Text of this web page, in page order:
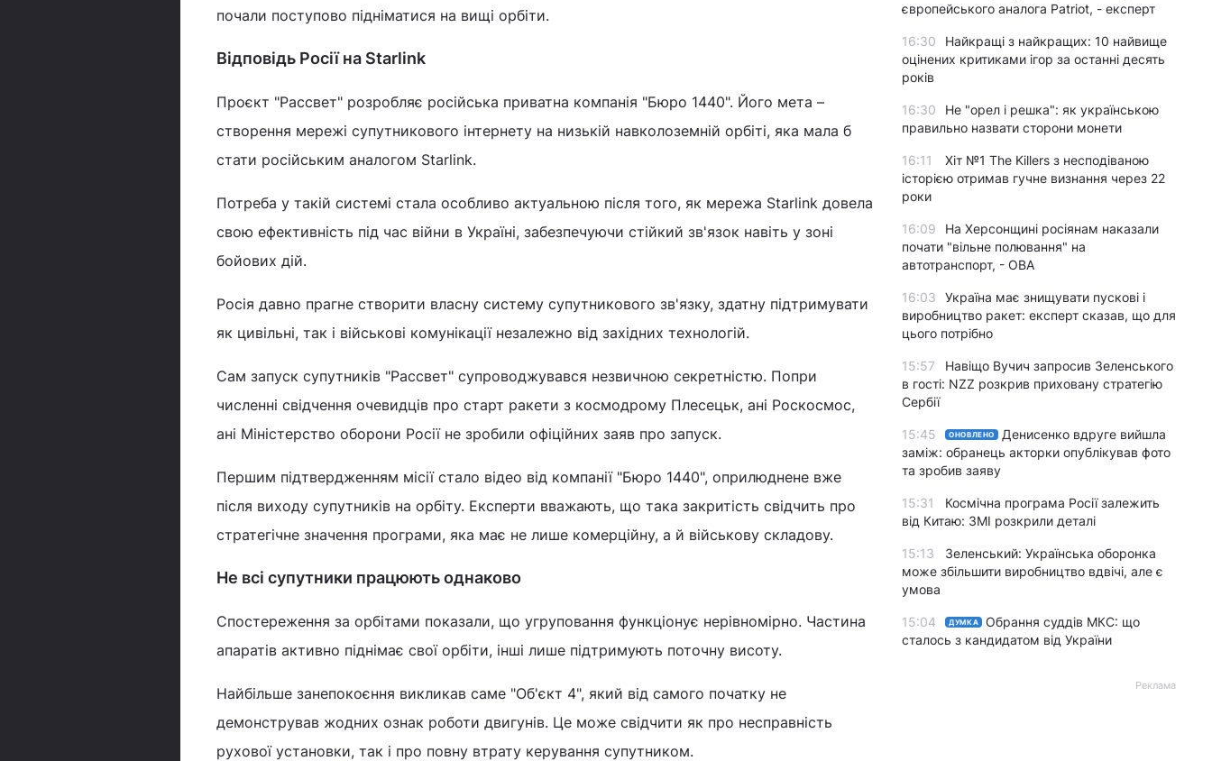
почали поступово підніматися на вищі орбіти.
Відповідь Росії на Starlink
Проєкт "Рассвет" розробляє російська приватна компанія "Бюро 1440". Його мета –
створення мережі супутникового інтернету на низькій навколоземній орбіті, яка мала б
стати російським аналогом Starlink.
Потреба у такій системі стала особливо актуальною після того, як мережа Starlink довела
свою ефективність під час війни в Україні, забезпечуючи стійкий зв'язок навіть у зоні
бойових дій.
Росія давно прагне створити власну систему супутникового зв'язку, здатну підтримувати
як цивільні, так і військові комунікації незалежно від західних технологій.
Сам запуск супутників "Рассвет" супроводжувався незвичною секретністю. Попри
численні свідчення очевидців про старт ракети з космодрому Плесецьк, ані Роскосмос,
ані Міністерство оборони Росії не зробили офіційних заяв про запуск.
Першим підтвердженням місії стало відео від компанії "Бюро 1440", оприлюднене вже
після виходу супутників на орбіту. Експерти вважають, що така закритість свідчить про
стратегічне значення програми, яка має не лише комерційну, а й військову складову.
Не всі супутники працюють однаково
Спостереження за орбітами показали, що угруповання функціонує нерівномірно. Частина
апаратів активно піднімає свої орбіти, інші лише підтримують поточну висоту.
Найбільше занепокоєння викликав саме "Об'єкт 4", який від самого початку не
демонстрував жодних ознак роботи двигунів. Це може свідчити як про несправність
рухової установки, так і про повну втрату керування супутником.
європейського аналога Patriot, - експерт
16:30
Найкращі з найкращих: 10 найвище
оцінених критиками ігор за останні десять
років
16:30
Не "орел і решка": як українською
правильно назвати сторони монети
16:11
Хіт №1 The Killers з несподіваною
історією отримав гучне визнання через 22
роки
16:09
На Херсонщині росіянам наказали
почати "вільне полювання" на
автотранспорт, - ОВА
16:03
Україна має знищувати пускові і
виробництво ракет: експерт сказав, що для
цього потрібно
15:57
Навіщо Вучич запросив Зеленського
в гості: NZZ розкрив приховану стратегію
Сербії
15:45 ОНОВЛЕНО
Денисенко вдруге вийшла
заміж: обранець акторки опублікував фото
та зробив заяву
15:31
Космічна програма Росії залежить
від Китаю: ЗМІ розкрили деталі
15:13
Зеленський: Українська оборонка
може збільшити виробництво вдвічі, але є
умова
15:04 ДУМКА
Обрання суддів МКС: що
сталось з кандидатом від України
Реклама